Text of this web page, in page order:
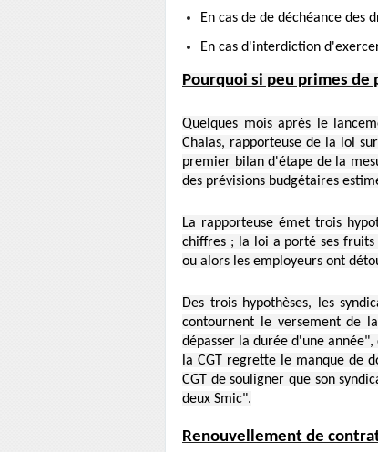
En cas de de déchéance des
En cas d'interdiction
Pourquoi si peu primes de
Quelques mois après le
Chalas, rapporteuse de la loi
premier bilan d'étape de la
des prévisions budgétaires
La rapporteuse émet trois
chiffres ; la loi a porté ses
ou alors les employeurs ont
Des trois hypothèses, les
contournent le versement de
dépasser la durée d'une
la CGT regrette le manque de
CGT de souligner que son
deux Smic".
Renouvellement de